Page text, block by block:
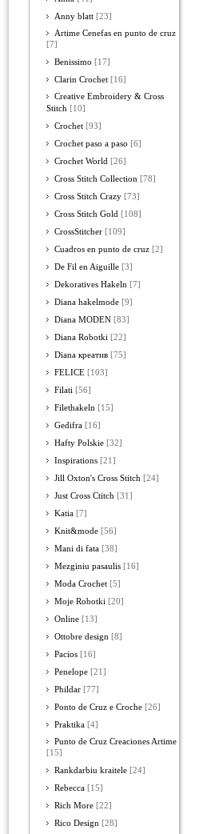
Anny blatt [23]
Artime Cenefas en punto de cruz
[7]
Benissimo [17]
Clarin Crochet [16]
Creative Embroidery & Cross
Stitch [10]
Crochet [93]
Crochet paso a paso [6]
Crochet World [26]
Cross Stitch Collection [78]
Cross Stitch Crazy [73]
Cross Stitch Gold [108]
CrossStitcher [109]
Cuadros en punto de cruz [2]
De Fil en Aiguille [3]
Dekoratives Hakeln [7]
Diana hakelmode [9]
Diana MODEN [83]
Diana Robotki [22]
Diana креатив [75]
FELICE [103]
Filati [56]
Filethakeln [15]
Gedifra [16]
Hafty Polskie [32]
Inspirations [21]
Jill Oxton's Cross Stitch [24]
Just Cross Ctitch [31]
Katia [7]
Knit&mode [56]
Mani di fata [38]
Mezginiu pasaulis [16]
Moda Crochet [5]
Moje Robotki [20]
Online [13]
Ottobre design [8]
Pacios [16]
Penelope [21]
Phildar [77]
Ponto de Cruz e Croche [26]
Praktika [4]
Punto de Cruz Creaciones Artime
[15]
Rankdarbiu kraitele [24]
Rebecca [15]
Rich More [22]
Rico Design [28]